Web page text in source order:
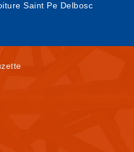
Saint Pe Delbosc